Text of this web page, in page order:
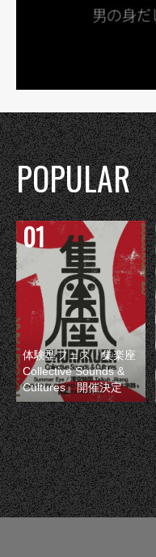
POPULAR
体験型フェス『集楽座
Collective Sounds &
Cultures』開催決定